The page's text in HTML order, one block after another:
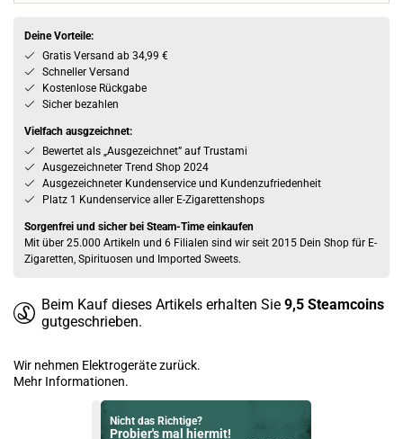
Deine Vorteile:
Gratis Versand ab 34,99 €
Schneller Versand
Kostenlose Rückgabe
Sicher bezahlen
Vielfach ausgzeichnet:
Bewertet als „Ausgezeichnet” auf Trustami
Ausgezeichneter Trend Shop 2024
Ausgezeichneter Kundenservice und Kundenzufriedenheit
Platz 1 Kundenservice aller E-Zigarettenshops
Sorgenfrei und sicher bei Steam-Time einkaufen
Mit über 25.000 Artikeln und 6 Filialen sind wir seit 2015 Dein Shop für E-
Zigaretten, Spirituosen und Imported Sweets.
Beim Kauf dieses Artikels erhalten Sie 9,5 Steamcoins
gutgeschrieben.
Wir nehmen Elektrogeräte zurück.
Mehr Informationen.
Nicht das Richtige?
Probier's mal hiermit!